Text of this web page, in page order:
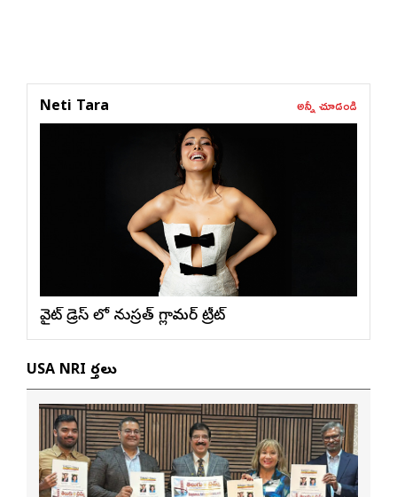
Neti Tara అన్నీ చూడండి
వైట్ డ్రెస్ లో నుస్ర‌త్ గ్లామ‌ర్ ట్రీట్
USA NRI వార్తలు